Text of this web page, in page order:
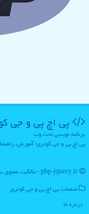
پی اچ پی و جی
برنامه نویسی تحت وب
پی اچ پی و جی کوئری؛ آموزش،
صفحات پی اچ پی و جی كوئری
درباره ما